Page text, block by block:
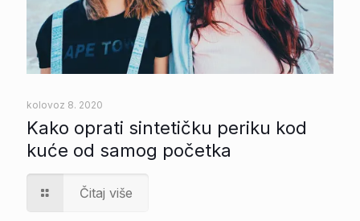
kolovoz 8. 2020
Kako oprati sintetičku periku kod
kuće od samog početka
Čitaj više